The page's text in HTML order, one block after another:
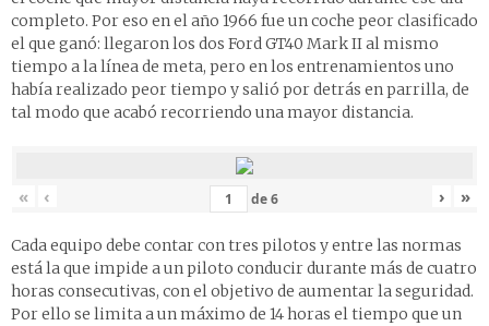
completo. Por eso en el año 1966 fue un coche peor clasificado
el que ganó: llegaron los dos Ford GT40 Mark II al mismo
tiempo a la línea de meta, pero en los entrenamientos uno
había realizado peor tiempo y salió por detrás en parrilla, de
tal modo que acabó recorriendo una mayor distancia.
« ‹ de6 › »
Cada equipo debe contar con tres pilotos y entre las normas
está la que impide a un piloto conducir durante más de cuatro
horas consecutivas, con el objetivo de aumentar la seguridad.
Por ello se limita a un máximo de 14 horas el tiempo que un